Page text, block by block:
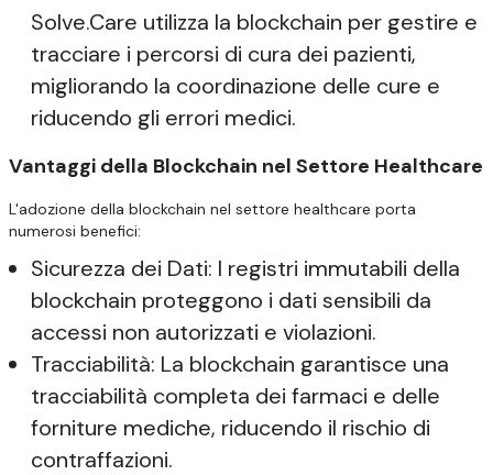
Solve.Care utilizza la blockchain per gestire e
tracciare i percorsi di cura dei pazienti,
migliorando la coordinazione delle cure e
riducendo gli errori medici.
Vantaggi della Blockchain nel Settore Healthcare
L'adozione della blockchain nel settore healthcare porta
numerosi benefici:
Sicurezza dei Dati: I registri immutabili della
blockchain proteggono i dati sensibili da
accessi non autorizzati e violazioni.
Tracciabilità: La blockchain garantisce una
tracciabilità completa dei farmaci e delle
forniture mediche, riducendo il rischio di
contraffazioni.